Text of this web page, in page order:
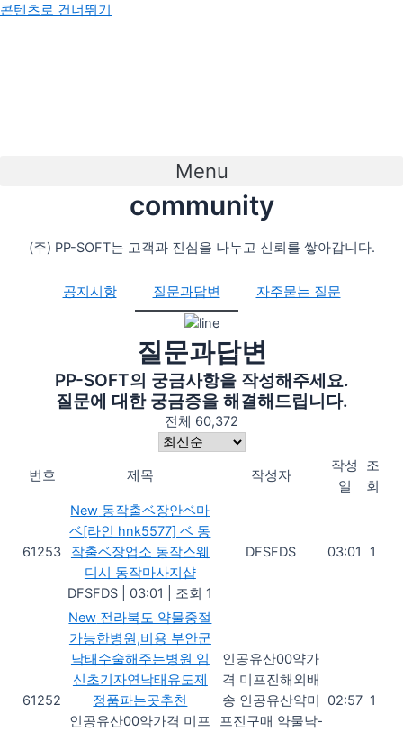
콘텐츠로 건너뛰기
Menu
community
(주) PP-SOFT는 고객과 진심을 나누고 신뢰를 쌓아갑니다.
공지시항 질문과답변 자주묻는 질문
질문과답변
PP-SOFT의 궁금사항을 작성해주세요.
질문에 대한 궁금증을 해결해드립니다.
전체 60,372
번호 제목 작성자
작성
일
조
회
61253
New 동작출ベ장안ベ마
ベ[라인 hnk5577] ベ 동
작출ベ장업소 동작스웨
디시 동작마사지샵
DFSFDS
03:01 조회 1
DFSFDS 03:01 1
61252
New 전라북도 약물중절
가능한병원,비용 부안군
낙태수술해주는병원 임
신초기자연낙태유도제
정품파는곳추천
인공유산00약가격 미프
인공유산00약가
격 미프진해외배
송 인공유산약미
프진구매 약물낙­
02:57 1